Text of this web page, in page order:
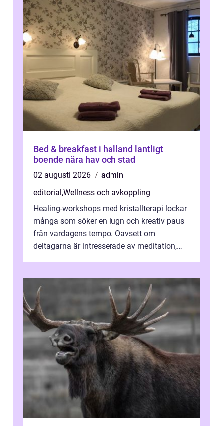
Bed & breakfast i halland lantligt
boende nära hav och stad
02 augusti 2026
admin
editorial,Wellness och avkoppling
Healing-workshops med kristallterapi lockar
många som söker en lugn och kreativ paus
från vardagens tempo. Oavsett om
deltagarna är intresserade av meditation,